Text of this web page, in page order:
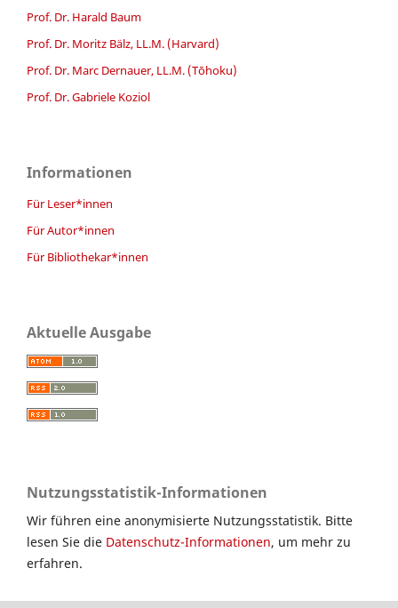
Prof. Dr. Harald Baum
Prof. Dr. Moritz Bälz, LL.M. (Harvard)
Prof. Dr. Marc Dernauer, LL.M. (Tōhoku)
Prof. Dr. Gabriele Koziol
Informationen
Für Leser*innen
Für Autor*innen
Für Bibliothekar*innen
Aktuelle Ausgabe
Nutzungsstatistik-Informationen
Wir führen eine anonymisierte Nutzungsstatistik. Bitte
lesen Sie die Datenschutz-Informationen, um mehr zu
erfahren.